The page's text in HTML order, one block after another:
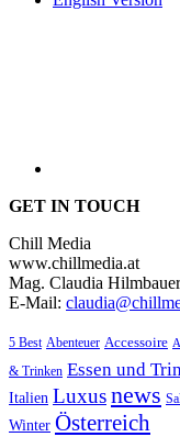
GET IN TOUCH
Chill Media
www.chillmedia.at
Mag. Claudia Hilmbauer
E-Mail:
5 Best Abenteuer Accessoire
& Trinken Essen und
Italien Luxusnews
Winter Österreich